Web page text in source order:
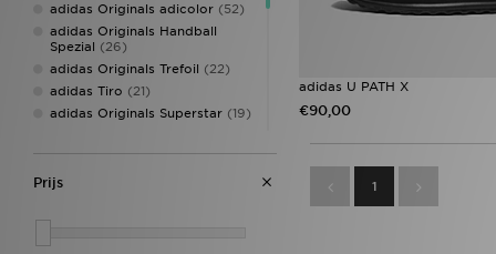
adidas Originals adicolor (52)
adidas Originals Handball
Spezial (26)
adidas Originals Trefoil (22)
adidas Tiro (21)
adidas Originals Superstar (19)
adidas Originals Samba(14)
adidas Predator
Adidas Originals ZX 750
adidas Originals Campus
Prijs
adidas U PATH X
€90,00
1